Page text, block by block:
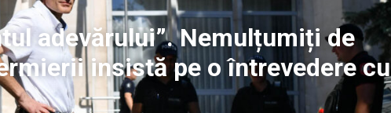
adevărului”. Nemulțumiți de
insistă pe o întrevedere cu